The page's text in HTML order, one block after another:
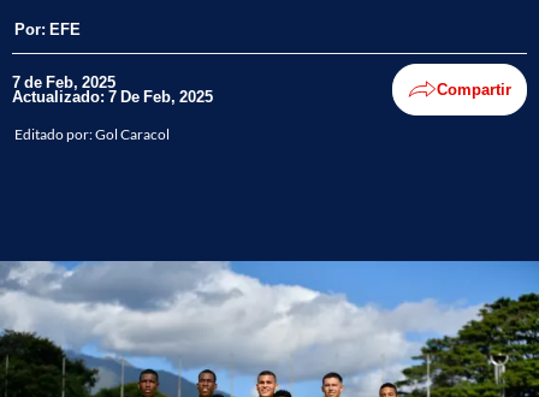
Por: EFE
7 de Feb, 2025
Actualizado: 7 De Feb, 2025 Compartir
Editado por:Gol Caracol